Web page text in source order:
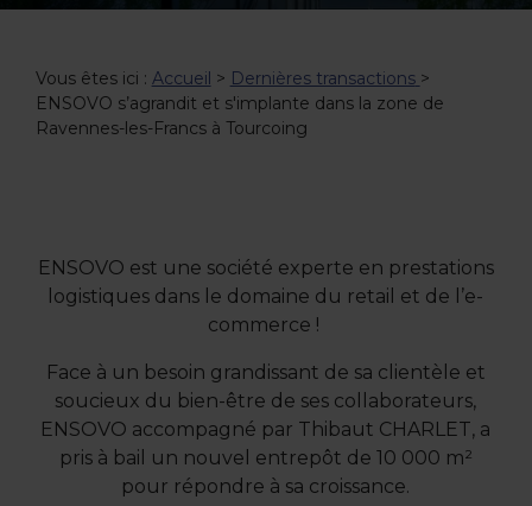
Vous êtes ici : Accueil > Dernières transactions >
ENSOVO s’agrandit et s'implante dans la zone de
Ravennes-les-Francs à Tourcoing
ENSOVO est une société experte en prestations
logistiques dans le domaine du retail et de l’e-
commerce !
Face à un besoin grandissant de sa clientèle et
soucieux du bien-être de ses collaborateurs,
ENSOVO accompagné par Thibaut CHARLET, a
pris à bail un nouvel entrepôt de 10 000 m²
pour répondre à sa croissance.